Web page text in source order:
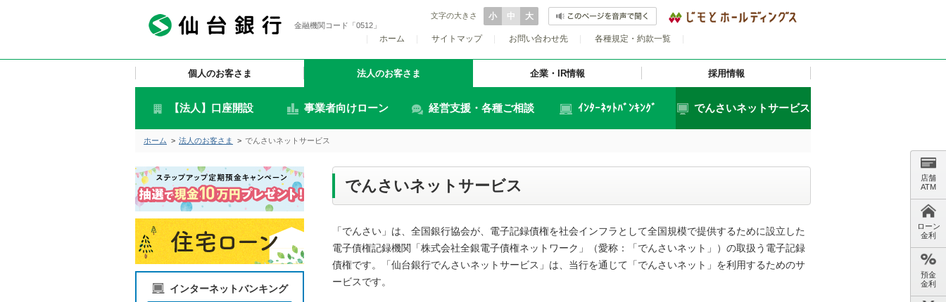
金融機関コード「0512」
文字の大きさ 小 中 大
ホーム サイトマップ お問い合わせ先 各種規定・約款一覧
個人のお客さま 法人のお客さま
【法人】口座開設 事業者向けローン 経営支援・各種ご相談 ｲﾝﾀｰﾈｯﾄﾊﾞﾝｷﾝｸﾞ でんさいネットサービス
企業・IR情報 採用情報
ホーム > 法人のお客さま > でんさいネットサービス
でんさいネットサービス
「でんさい」は、全国銀行協会が、電子記録債権を社会インフラとして全国規模で提供するために設立した
電子債権記録機関「株式会社全銀電子債権ネットワーク」（愛称：「でんさいネット」）の取扱う電子記録
債権です。「仙台銀行でんさいネットサービス」は、当行を通じて「でんさいネット」を利用するためのサ
ービスです。
インターネットバンキング
店舗
ATM
ローン
金利
預金
金利